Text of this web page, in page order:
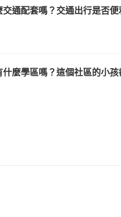
交通配套嗎？交通出行是否便
什麼學區嗎？這個社區的小